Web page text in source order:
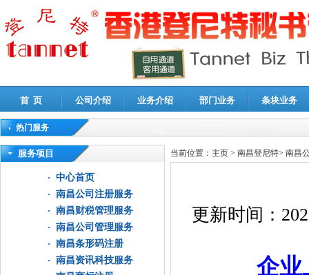
首 页 公司介绍 业务介绍 部门业务 条块业务
热门服务
高新技术企业认定审计|企业所得税汇算清缴申报鉴证
服务项目
中心首页
南昌公司注册服务
南昌财税管理服务
南昌公司管理服务
南昌条形码注册
南昌资讯科技服务
当前位置： 主页 > 南昌登尼特> 南昌
更新时间：
企业